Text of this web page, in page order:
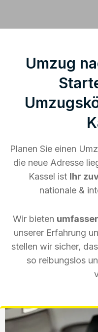
Umzug
Planen Sie einen
die neue Adresse
Kassel ist Ihr
nationale &
Wir bieten
unserer Erfahrung
stellen wir sicher,
so reibungslos